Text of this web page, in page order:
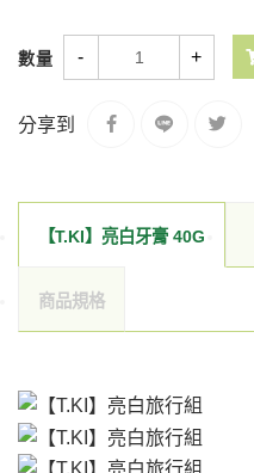
數量 - +
分享到
【T.KI】亮白牙膏 40G
商品規格